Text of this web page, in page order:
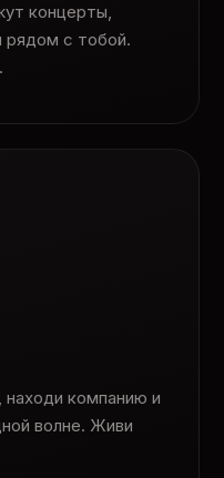
концерты,
рядом с тобой.
компанию и
волне. Живи